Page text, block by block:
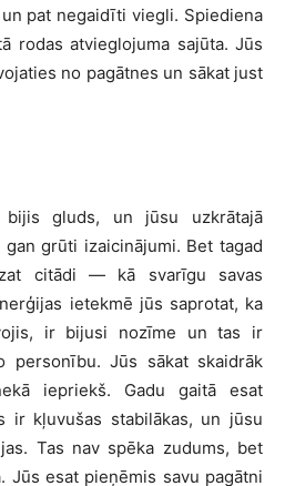
pat negaidīti viegli. Spiediena
rodas atvieglojuma sajūta. Jūs
no pagātnes un sākat just
gluds, un jūsu uzkrātajā
grūti izaicinājumi. Bet tagad
citādi — kā svarīgu savas
ietekmē jūs saprotat, ka
ir bijusi nozīme un tas ir
personību. Jūs sākat skaidrāk
iepriekš. Gadu gaitā esat
ir kļuvušas stabilākas, un jūsu
Tas nav spēka zudums, bet
Jūs esat pieņēmis savu pagātni